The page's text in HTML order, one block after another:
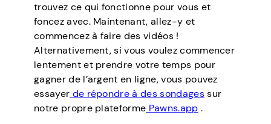
trouvez ce qui fonctionne pour vous et
foncez avec. Maintenant, allez-y et
commencez à faire des vidéos !
Alternativement, si vous voulez commencer
lentement et prendre votre temps pour
gagner de l’argent en ligne, vous pouvez
essayer de répondre à des sondagessur
notre propre plateforme Pawns.app .